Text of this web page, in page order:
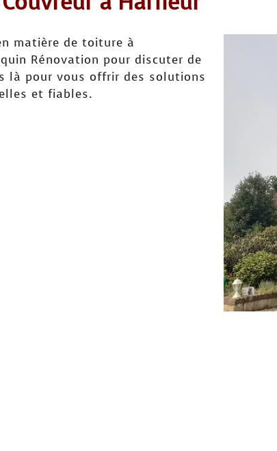
matière de toiture à
Rénovation pour discuter de
là pour vous offrir des solutions
et fiables.